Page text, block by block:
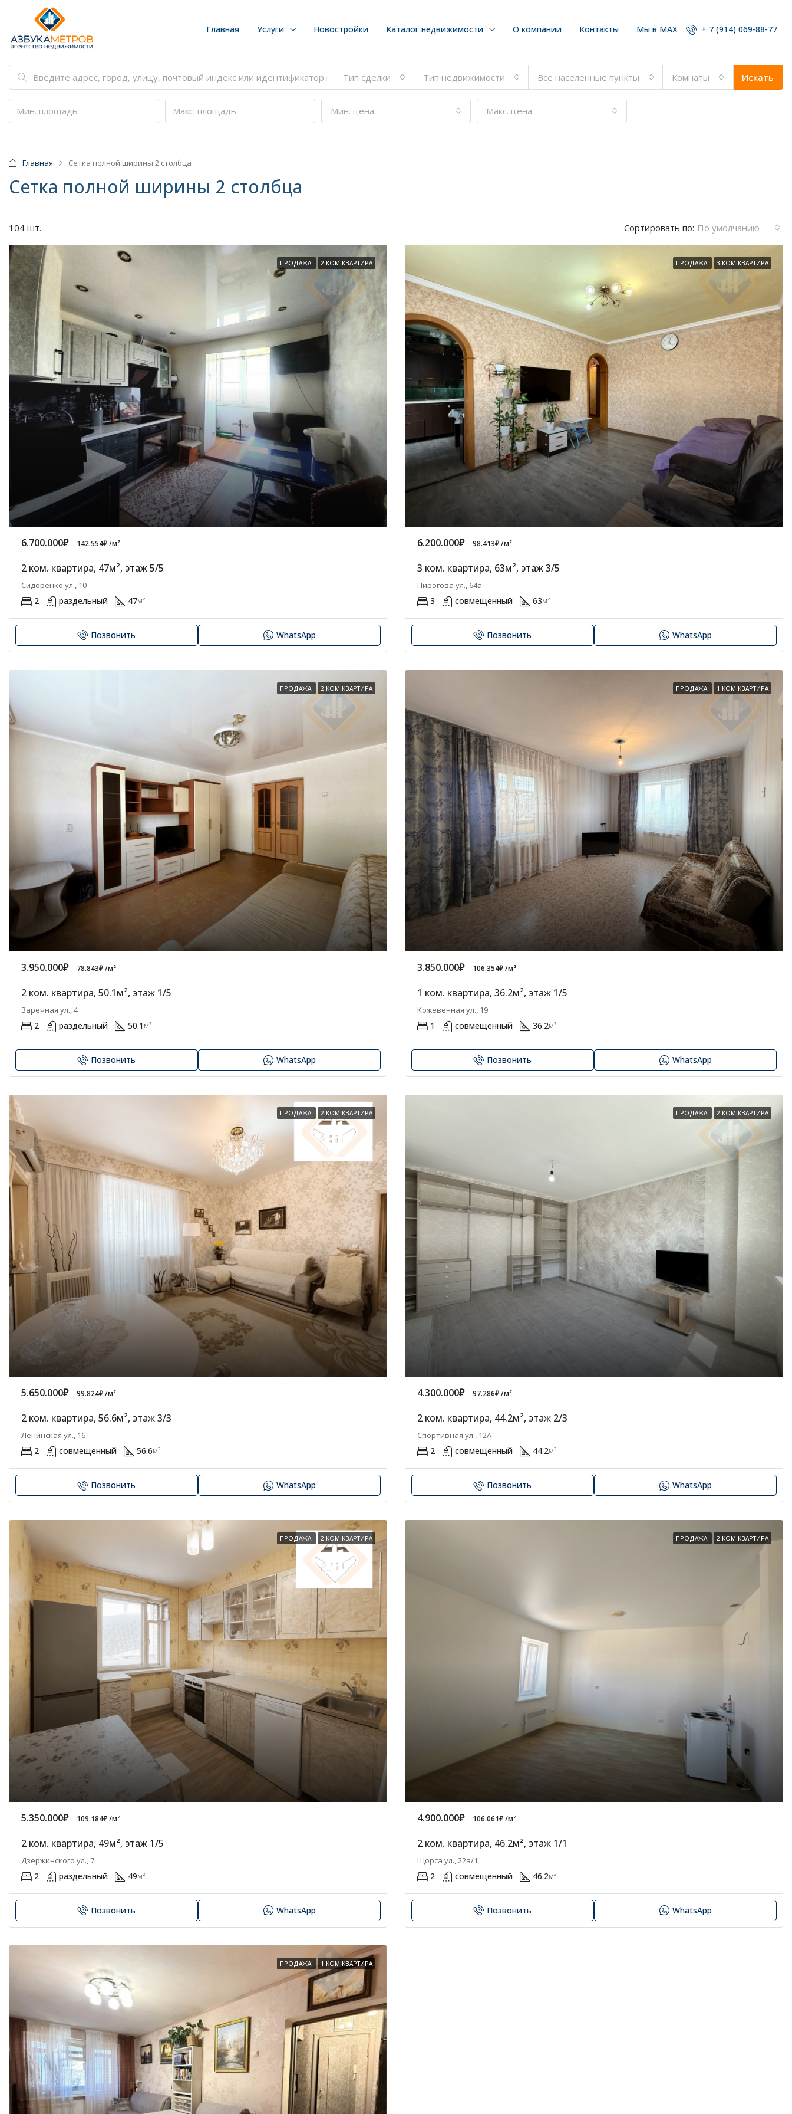
Главная Услуги Новостройки Каталог недвижимости О компании Контакты Мы в MAX + 7 (914) 069-88-77
Тип сделки Тип недвижимости Все населенные пункты Комнаты Искать
Мин. цена Макс. цена
Главная Сетка полной ширины 2 столбца
Сетка полной ширины 2 столбца
104 шт. Сортировать по: По умолчанию
ПРОДАЖА 2 КОМ КВАРТИРА
6.700.000₽ 142.554₽ /м²
2 ком. квартира, 47м², этаж 5/5
Сидоренко ул., 10
2 раздельный 47м²
Позвонить WhatsApp
ПРОДАЖА 3 КОМ КВАРТИРА
6.200.000₽ 98.413₽ /м²
3 ком. квартира, 63м², этаж 3/5
Пирогова ул., 64а
3 совмещенный 63м²
Позвонить WhatsApp
ПРОДАЖА 2 КОМ КВАРТИРА
3.950.000₽ 78.843₽ /м²
2 ком. квартира, 50.1м², этаж 1/5
Заречная ул., 4
2 раздельный 50.1м²
Позвонить WhatsApp
ПРОДАЖА 1 КОМ КВАРТИРА
3.850.000₽ 106.354₽ /м²
1 ком. квартира, 36.2м², этаж 1/5
Кожевенная ул., 19
1 совмещенный 36.2м²
Позвонить WhatsApp
ПРОДАЖА 2 КОМ КВАРТИРА
5.650.000₽ 99.824₽ /м²
2 ком. квартира, 56.6м², этаж 3/3
Ленинская ул., 16
2 совмещенный 56.6м²
Позвонить WhatsApp
ПРОДАЖА 2 КОМ КВАРТИРА
4.300.000₽ 97.286₽ /м²
2 ком. квартира, 44.2м², этаж 2/3
Спортивная ул., 12А
2 совмещенный 44.2м²
Позвонить WhatsApp
ПРОДАЖА 2 КОМ КВАРТИРА
5.350.000₽ 109.184₽ /м²
2 ком. квартира, 49м², этаж 1/5
Дзержинского ул., 7
2 раздельный 49м²
Позвонить WhatsApp
ПРОДАЖА 2 КОМ КВАРТИРА
4.900.000₽ 106.061₽ /м²
2 ком. квартира, 46.2м², этаж 1/1
Щорса ул., 22а/1
2 совмещенный 46.2м²
Позвонить WhatsApp
ПРОДАЖА 1 КОМ КВАРТИРА